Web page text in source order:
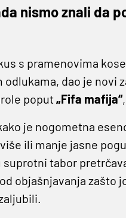
nismo znali da
s pramenovima
dao je novi
poput„Fifa mafija“,
je nogometna
ili manje jasne
suprotni tabor
objašnjavanja zašto